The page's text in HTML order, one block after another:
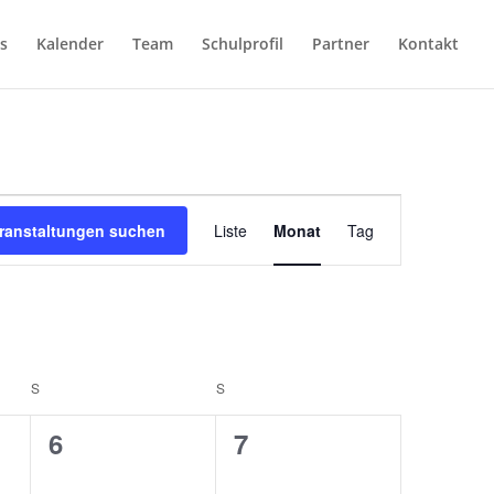
Kalender Team Schulprofil Partner Kontakt
suchen
Veranstaltung
Ansichten-
Navigation
Liste Monat Tag
S S
0
6
0
7